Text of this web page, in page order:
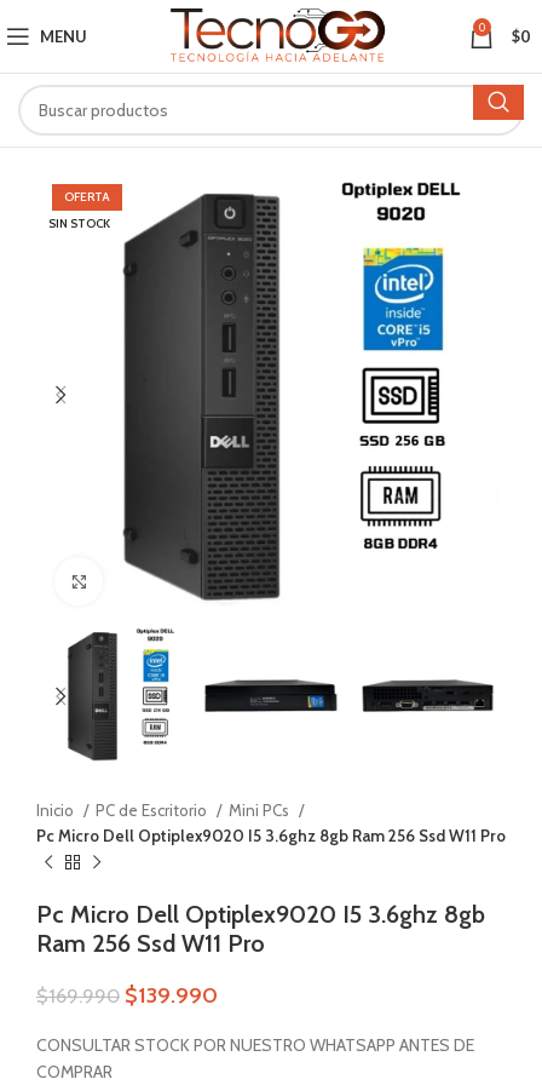
MENU 0 $0
OFERTA
SIN STOCK
Inicio PC de Escritorio
Mini PCs
Pc Micro Dell Optiplex9020 I5 3.6ghz 8gb Ram 256 Ssd W11 Pro
Pc Micro Dell Optiplex9020 I5 3.6ghz 8gb
Ram 256 Ssd W11 Pro
$169.990 $139.990
CONSULTAR STOCK POR NUESTRO WHATSAPP ANTES DE
COMPRAR